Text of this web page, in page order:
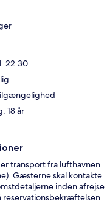
22.30
18 år
transport fra lufthavnen
Gæsterne skal kontakte
inden afrejse